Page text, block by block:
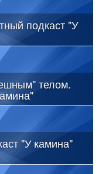
подкаст "У
телом.
"У камина"